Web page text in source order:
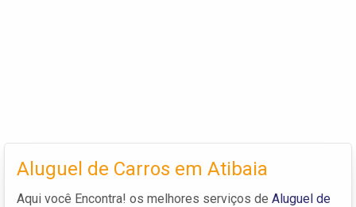
Aluguel de Carros em Atibaia
Aqui você Encontra! os melhores serviços de Aluguel de